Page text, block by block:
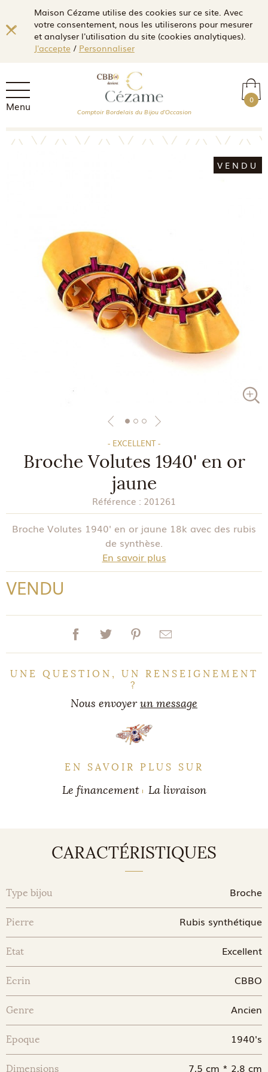
Maison Cézame utilise des cookies sur ce site. Avec
votre consentement, nous les utiliserons pour mesurer
et analyser l'utilisation du site (cookies analytiques).
J'accepte/ Personnaliser
Menu 0
Comptoir Bordelais du Bijou d'Occasion
VENDU
- EXCELLENT -
Broche Volutes 1940' en or
jaune
Référence : 201261
Broche Volutes 1940' en or jaune 18k avec des rubis
de synthèse.
En savoir plus
VENDU
UNE QUESTION, UN RENSEIGNEMENT
?
Nous envoyerun message
EN SAVOIR PLUS SUR
Le financement La livraison
CARACTÉRISTIQUES
Type bijou Broche
Pierre Rubis synthétique
Etat Excellent
Ecrin CBBO
Genre Ancien
Epoque 1940's
Dimensions 7,5 cm * 2,8 cm